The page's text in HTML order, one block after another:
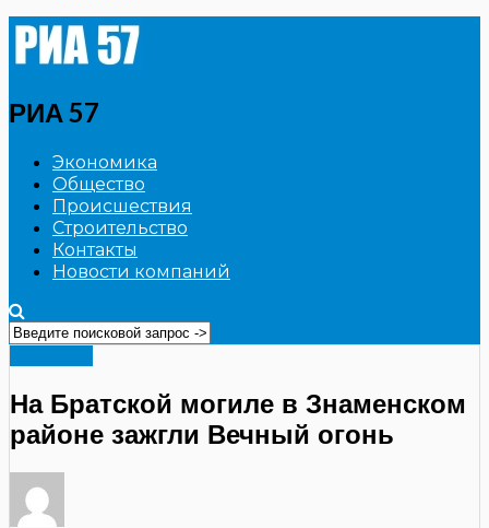
РИА 57
Экономика
Общество
Происшествия
Строительство
Контакты
Новости компаний
На Братской могиле в Знаменском
районе зажгли Вечный огонь